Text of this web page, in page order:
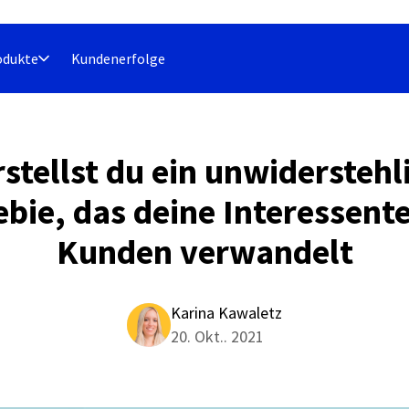
Kundenerfolge
du ein
das deine
Kunden verwandelt
Karina Kawaletz
20. Okt.. 2021